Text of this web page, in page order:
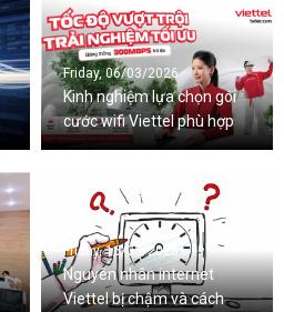
Friday, 06/03/2026
Kinh nghiệm lựa chọn gói
cước wifi Viettel phù hợp
nhu cầu sử dụng
Friday, 16/05/2025
Nguyên nhân internet
Viettel bị chậm và cách